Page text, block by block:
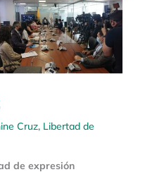
Cruz, Libertad de
de expresión